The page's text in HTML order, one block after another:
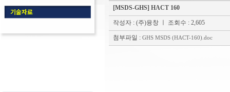
기술자료 [MSDS-GHS] HACT 160
작성자 : (주)융창 ㅣ 조회수 : 2,605
첨부파일 : GHS MSDS (HACT-160).doc